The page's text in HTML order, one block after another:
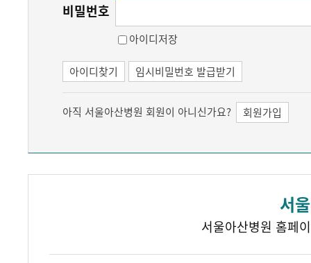
비밀번호
아이디저장
아이디찾기 임시비밀번호 발급받기
아직 서울아산병원 회원이 아니신가요? 회원가입
서
서울아산병원 홈페